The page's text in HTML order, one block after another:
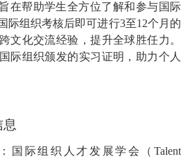
在帮助学生全方位了解和参与国际
际组织考核后即可进行3至12个月的
文化交流经验，提升全球胜任力。
际组织颁发的实习证明，助力个人
息
国际组织人才发展学会（Talent